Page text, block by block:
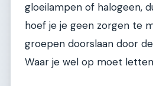
gloeilampen of halogeen,
hoef je je geen zorgen te
groepen doorslaan door
Waar je wel op moet